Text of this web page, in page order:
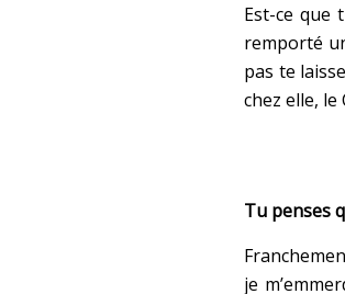
Est-ce que
remporté
pas te
chez elle, le
Tu penses
je